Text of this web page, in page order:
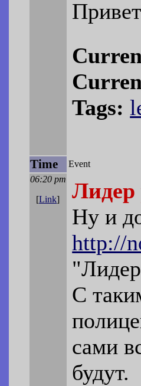
Привет
Tags:
Time
Event
06:20 pm
[Link]
Лидер
Ну и
http://
С
сами
будут.